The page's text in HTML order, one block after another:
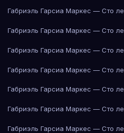
Габриэль Гарсиа Маркес — Сто
Габриэль Гарсиа Маркес — Сто
Габриэль Гарсиа Маркес — Сто
Габриэль Гарсиа Маркес — Сто
Габриэль Гарсиа Маркес — Сто
Габриэль Гарсиа Маркес — Сто
Габриэль Гарсиа Маркес — Сто